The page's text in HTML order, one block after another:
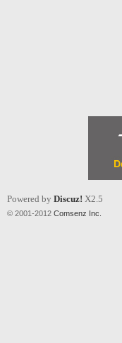
Powered by Discuz! X2.5
© 2001-2012 Comsenz Inc.